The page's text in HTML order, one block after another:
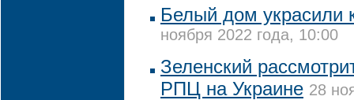
Белый дом украсили
ноября 2022 года, 10:00
Зеленский
РПЦ на Украине 28